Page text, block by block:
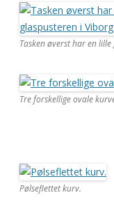
Tasken øverst har en
Tre forskellige ovale
Pølseflettet kurv.